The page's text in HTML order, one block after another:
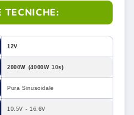
TECNICHE:
12V
2000W (4000W 10s)
Pura Sinusoidale
10.5V - 16.6V